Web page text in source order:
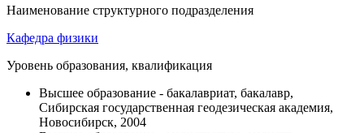
Наименование структурного подразделения
Кафедра физики
Уровень образования, квалификация
Высшее образование - бакалавриат, бакалавр,
Сибирская государственная геодезическая академия,
Новосибирск, 2004